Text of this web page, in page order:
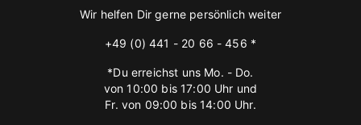
Wir helfen Dir gerne persönlich weiter
+49 (0) 441 - 20 66 - 456 *
*Du erreichst uns Mo. - Do.
von 10:00 bis 17:00 Uhr und
Fr. von 09:00 bis 14:00 Uhr.